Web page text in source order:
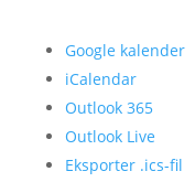
Google kalender
iCalendar
Outlook 365
Outlook Live
Eksporter .ics-fil